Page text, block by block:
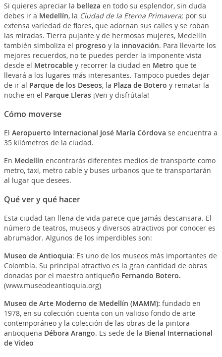
Si quieres apreciar la belleza en todo su esplendor, sin duda
debes ir a Medellín, la Ciudad de la Eterna Primavera; por su
extensa variedad de flores, que adornan sus calles y se roban
las miradas. Tierra pujante y de hermosas mujeres, Medellín
también simboliza el progreso y la innovación. Para llevarte los
mejores recuerdos, no te puedes perder la imponente vista
desde el Metrocable y recorrer la ciudad en Metro que te
llevará a los lugares más interesantes. Tampoco puedes dejar
de ir al Parque de los Deseos, la Plaza de Botero y rematar la
noche en el Parque Lleras¡Ven y disfrútala!
Cómo moverse
El Aeropuerto Internacional José María Córdova se encuentra a
35 kilómetros de la ciudad.
En Medellín encontrarás diferentes medios de transporte como
metro, taxi, metro cable y buses urbanos que te transportarán
al lugar que desees.
Qué ver y qué hacer
Esta ciudad tan llena de vida parece que jamás descansara. El
número de teatros, museos y diversos atractivos por conocer es
abrumador. Algunos de los imperdibles son:
Museo de Antioquia: Es uno de los museos más importantes de
Colombia. Su principal atractivo es la gran cantidad de obras
donadas por el maestro antiqueño Fernando Botero.
(www.museodeantioquia.org)
Museo de Arte Moderno de Medellín (MAMM): fundado en
1978, en su colección cuenta con un valioso fondo de arte
contemporáneo y la colección de las obras de la pintora
antioqueña Débora Arango. Es sede de la Bienal Internacional
de Video